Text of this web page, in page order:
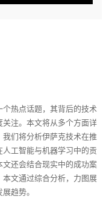
热点话题，其背后的技术
注。本文将从多个方面详
们将分析伊萨克技术在推
工智能与机器学习中的贡
还会结合现实中的成功案
文通过综合分析，力图展
趋势。